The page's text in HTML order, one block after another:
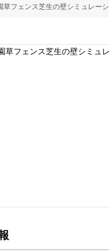
草フェンス芝生の壁シミュレー